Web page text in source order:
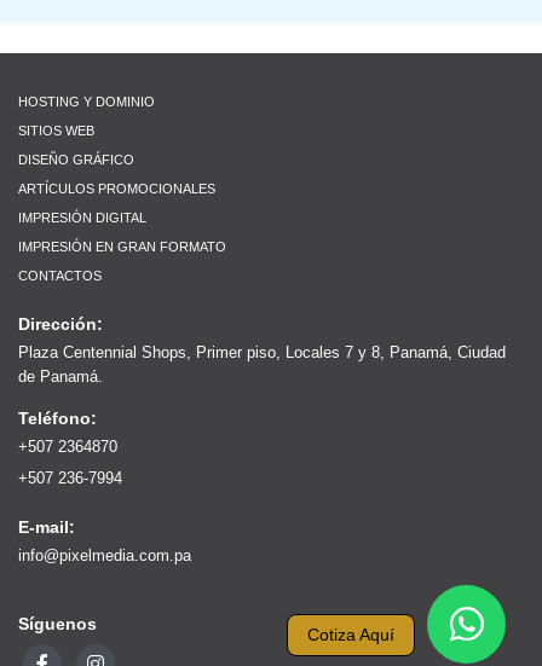
Cotiza Aquí
HOSTING Y DOMINIO
SITIOS WEB
DISEÑO GRÁFICO
ARTÍCULOS PROMOCIONALES
IMPRESIÓN DIGITAL
IMPRESIÓN EN GRAN FORMATO
CONTACTOS
Dirección:
Plaza Centennial Shops, Primer piso, Locales 7 y 8, Panamá, Ciudad
de Panamá.
Teléfono:
+507 2364870
+507 236-7994
E-mail:
info@pixelmedia.com.pa
Síguenos